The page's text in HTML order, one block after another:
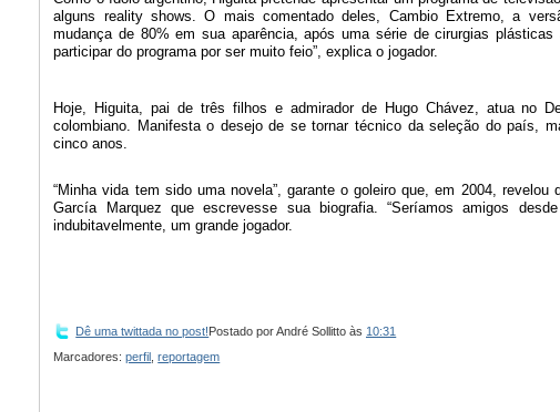
alguns reality shows. O mais comentado deles, Cambio Extremo, a
mudança de 80% em sua aparência, após uma série de cirurgias plásticas
participar do programa por ser muito feio”, explica o jogador.
Hoje, Higuita, pai de três filhos e admirador de Hugo Chávez, atua no
colombiano. Manifesta o desejo de se tornar técnico da seleção do país,
cinco anos.
“Minha vida tem sido uma novela”, garante o goleiro que, em 2004,
García Marquez que escrevesse sua biografia. “Seríamos amigos
indubitavelmente, um grande jogador.
Dê uma twittada no post! Postado porAndré Sollitto às10:31
Marcadores:perfil ,reportagem